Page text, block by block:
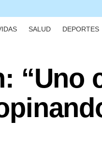
SALUD DEPORTES
“Uno